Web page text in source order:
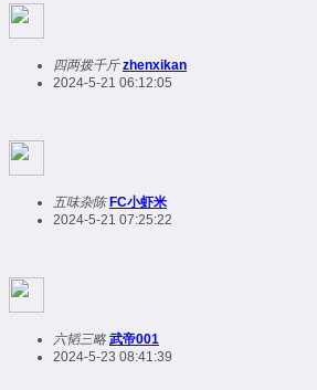
四两拨千斤 zhenxikan
2024-5-21 06:12:05
五味杂陈 FC小虾米
2024-5-21 07:25:22
六韬三略 武帝001
2024-5-23 08:41:39